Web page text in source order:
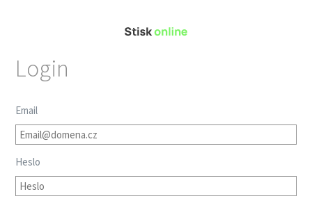
Login
Email
Heslo